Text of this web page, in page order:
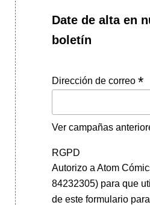
Date de alta en
boletín
Dirección de correo *
Ver campañas
RGPD
Autorizo a Atom
84232305) para que
de este formulario